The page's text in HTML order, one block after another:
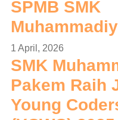
SPMB SMK
1 April, 2026
SMK
Pakem Raih
Young